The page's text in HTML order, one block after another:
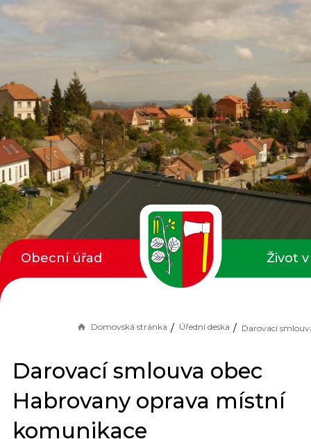
Domovská stránka Úřední deska
Darovací smlouva obec
Habrovany oprava místní
komunikace
Obecní úřad Život